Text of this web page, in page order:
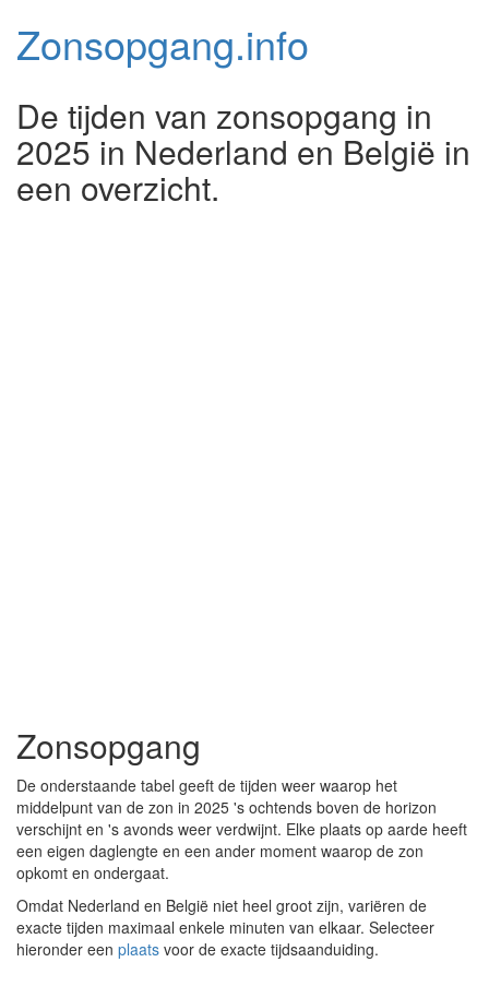
Zonsopgang.info
De tijden van zonsopgang in
2025 in Nederland en België in
een overzicht.
Zonsopgang
De onderstaande tabel geeft de tijden weer waarop het
middelpunt van de zon in 2025 's ochtends boven de horizon
verschijnt en 's avonds weer verdwijnt. Elke plaats op aarde heeft
een eigen daglengte en een ander moment waarop de zon
opkomt en ondergaat.
Omdat Nederland en België niet heel groot zijn, variëren de
exacte tijden maximaal enkele minuten van elkaar. Selecteer
hieronder een plaats voor de exacte tijdsaanduiding.